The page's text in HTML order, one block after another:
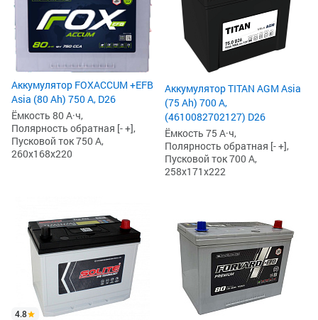
Аккумулятор FOXACCUM +EFB
Asia (80 Ah) 750 А, D26
Ёмкость 80 А·ч,
Полярность обратная [- +],
Пусковой ток 750 А,
260x168x220
Аккумулятор TITAN AGM Asia
(75 Ah) 700 А,
(4610082702127) D26
Ёмкость 75 А·ч,
Полярность обратная [- +],
Пусковой ток 700 А,
258x171x222
4.8